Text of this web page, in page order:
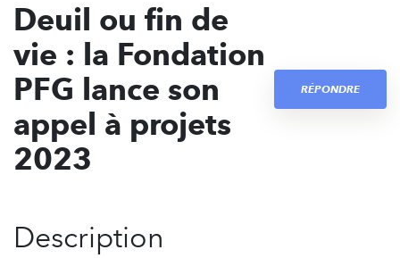
l'engagement
Deuil ou fin de
vie : la Fondation
PFG lance son
appel à projets
2023
RÉPONDRE
Description